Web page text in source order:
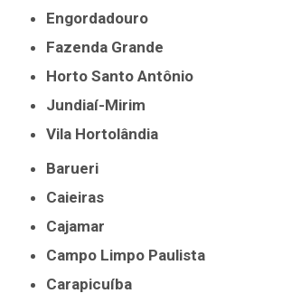
Engordadouro
Fazenda Grande
Horto Santo Antônio
Jundiaí-Mirim
Vila Hortolândia
Barueri
Caieiras
Cajamar
Campo Limpo Paulista
Carapicuíba